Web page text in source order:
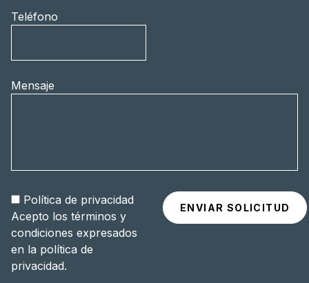
Teléfono
Mensaje
Política de privacidad
Acepto los términos y
condiciones expresados
en la política de
privacidad.